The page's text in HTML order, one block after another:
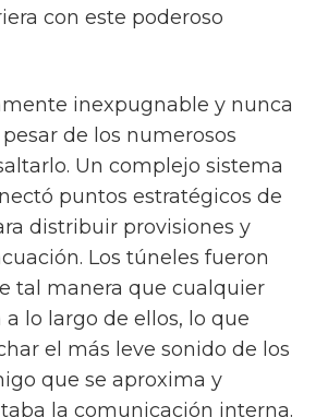
con este poderoso
inexpugnable y nunca
de los numerosos
Un complejo sistema
puntos estratégicos de
distribuir provisiones y
Los túneles fueron
tal manera que cualquier
lo largo de ellos, lo que
el más leve sonido de los
que se aproxima y
la comunicación interna.